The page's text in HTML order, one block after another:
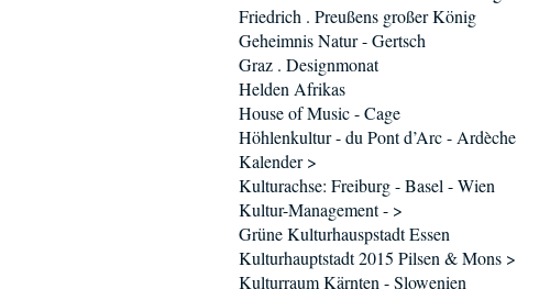
Friedrich . Preußens großer König
Geheimnis Natur - Gertsch
Graz . Designmonat
Helden Afrikas
House of Music - Cage
Höhlenkultur - du Pont d’Arc - Ardèche
Kalender >
Kulturachse: Freiburg - Basel - Wien
Kultur-Management - >
Grüne Kulturhauspstadt Essen
Kulturhauptstadt 2015 Pilsen & Mons >
Kulturraum Kärnten - Slowenien